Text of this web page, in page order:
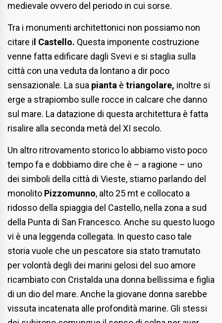
medievale ovvero del periodo in cui sorse.
Tra i monumenti architettonici non possiamo non
citare i l Castello. Questa imponente costruzione
venne fatta edificare dagli Svevi e si staglia sulla
città con una veduta da lontano a dir poco
sensazionale. La sua pianta è triangolare, inoltre si
erge a strapiombo sulle rocce in calcare che danno
sul mare. La datazione di questa architettura è fatta
risalire alla seconda metà del XI secolo.
Un altro ritrovamento storico lo abbiamo visto poco
tempo fa e dobbiamo dire che è – a ragione – uno
dei simboli della città di Vieste, stiamo parlando del
monolito Pizzomunno, alto 25 mt e collocato a
ridosso della spiaggia del Castello, nella zona a sud
della Punta di San Francesco. Anche su questo luogo
vi è una leggenda collegata. In questo caso tale
storia vuole che un pescatore sia stato tramutato
per volontà degli dei marini gelosi del suo amore
ricambiato con Cristalda una donna bellissima e figlia
di un dio del mare. Anche la giovane donna sarebbe
vissuta incatenata alle profondità marine. Gli stessi